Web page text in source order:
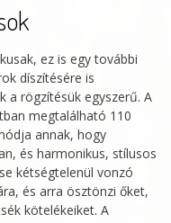
ez is egy további
díszítésére is
a rögzítésük egyszerű. A
megtalálható 110
annak, hogy
és harmonikus, stílusos
kétségtelenül vonzó
és arra ösztönzi őket,
kötelékeiket. A